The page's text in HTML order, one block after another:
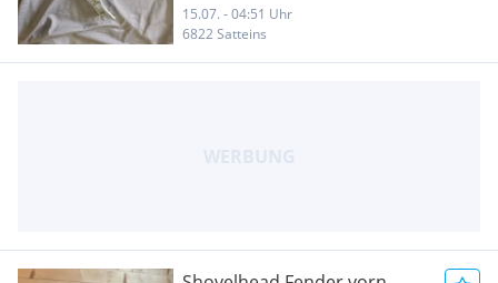
15.07. - 04:51 Uhr
6822 Satteins